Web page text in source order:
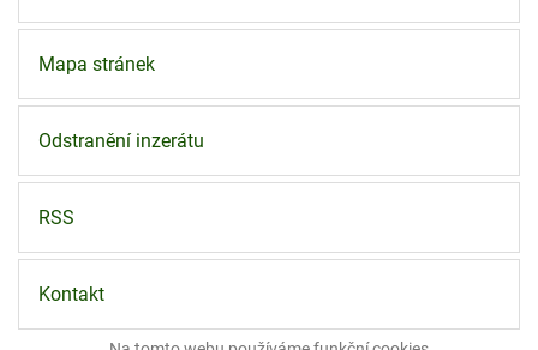
Mapa stránek
Odstranění inzerátu
RSS
Kontakt